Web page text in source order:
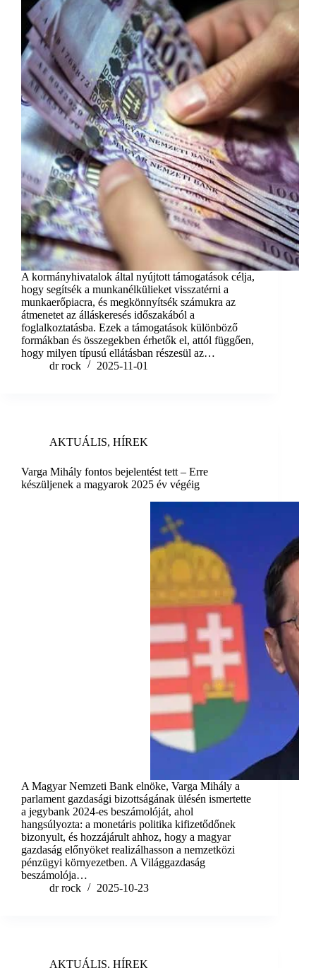
A kormányhivatalok által nyújtott támogatások célja,
hogy segítsék a munkanélkülieket visszatérni a
munkaerőpiacra, és megkönnyítsék számukra az
átmenetet az álláskeresés időszakából a
foglalkoztatásba. Ezek a támogatások különböző
formákban és összegekben érhetők el, attól függően,
hogy milyen típusú ellátásban részesül az…
dr rock
2025-11-01
AKTUÁLIS, HÍREK
Varga Mihály fontos bejelentést tett – Erre
készüljenek a magyarok 2025 év végéig
A Magyar Nemzeti Bank elnöke, Varga Mihály a
parlament gazdasági bizottságának ülésén ismertette
a jegybank 2024-es beszámolóját, ahol
hangsúlyozta: a monetáris politika kifizetődőnek
bizonyult, és hozzájárult ahhoz, hogy a magyar
gazdaság előnyöket realizálhasson a nemzetközi
pénzügyi környezetben. A Világgazdaság
beszámolója…
dr rock
2025-10-23
AKTUÁLIS, HÍREK